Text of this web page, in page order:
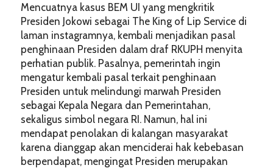
Mencuatnya kasus BEM UI yang mengkritik
Presiden Jokowi sebagai The King of Lip Service di
laman instagramnya, kembali menjadikan pasal
penghinaan Presiden dalam draf RKUPH menyita
perhatian publik. Pasalnya, pemerintah ingin
mengatur kembali pasal terkait penghinaan
Presiden untuk melindungi marwah Presiden
sebagai Kepala Negara dan Pemerintahan,
sekaligus simbol negara RI. Namun, hal ini
mendapat penolakan di kalangan masyarakat
karena dianggap akan menciderai hak kebebasan
berpendapat, mengingat Presiden merupakan